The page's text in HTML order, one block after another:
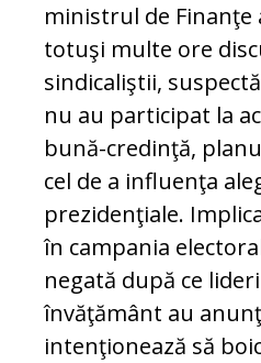
ministrul de Finanţe
totuşi multe ore
sindicaliştii,
nu au participat la
bună-credinţă,
cel de a influenţa
prezidenţiale.
în campania
negată după ce
învăţământ au
intenţionează să